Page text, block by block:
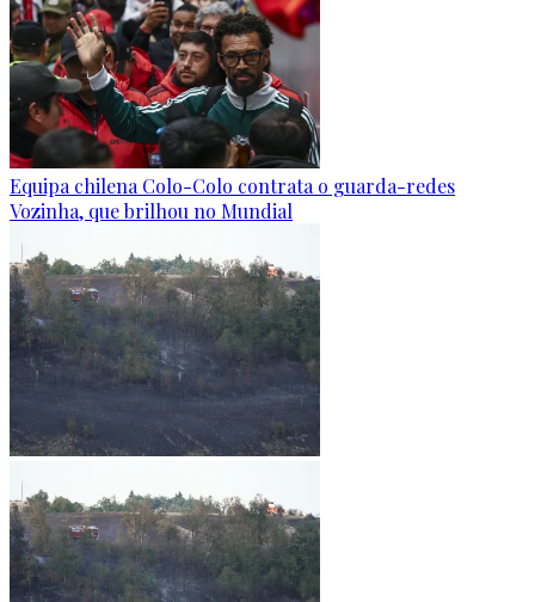
Equipa chilena Colo-Colo contrata o guarda-redes
Vozinha, que brilhou no Mundial